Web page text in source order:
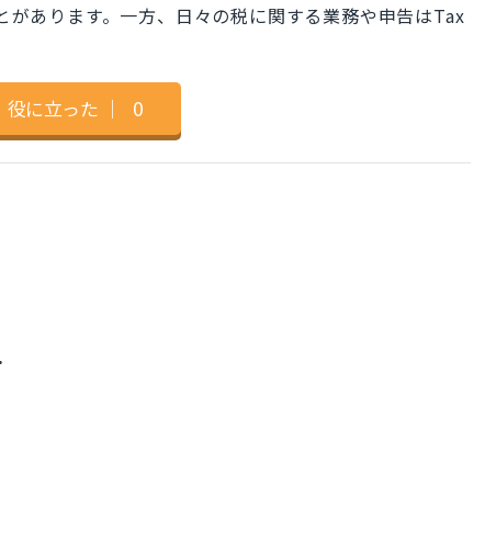
あります。一方、日々の税に関する業務や申告はTax
役に立った ｜ 0